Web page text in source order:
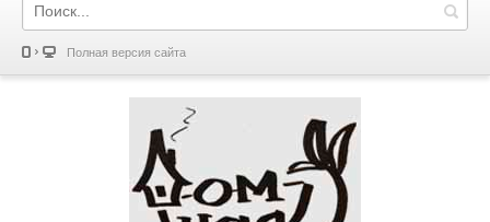
Полная версия сайта